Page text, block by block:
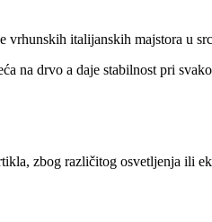
vrhunskih italijanskih majstora u
na drvo a daje stabilnost pri
zbog različitog osvetljenja ili